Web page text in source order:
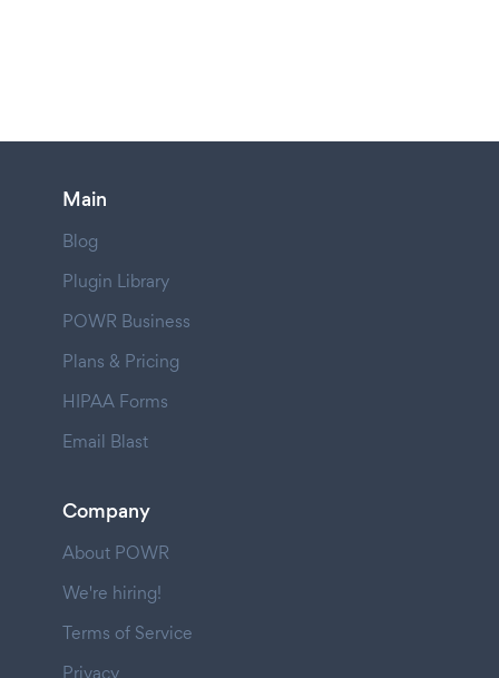
Main
Blog
Plugin Library
POWR Business
Plans & Pricing
HIPAA Forms
Email Blast
Company
About POWR
We're hiring!
Terms of Service
Privacy